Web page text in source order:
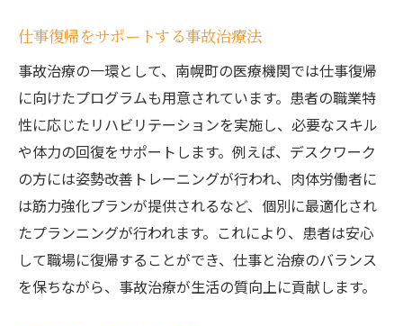
仕事復帰をサポートする事故治療法
事故治療の一環として、南幌町の医療機関では仕事復帰
に向けたプログラムも用意されています。患者の職業特
性に応じたリハビリテーションを実施し、必要なスキル
や体力の回復をサポートします。例えば、デスクワーク
の方には姿勢改善トレーニングが行われ、肉体労働者に
は筋力強化プランが提供されるなど、個別に最適化され
たプランニングが行われます。これにより、患者は安心
して職場に復帰することができ、仕事と治療のバランス
を保ちながら、事故治療が生活の質向上に貢献します。